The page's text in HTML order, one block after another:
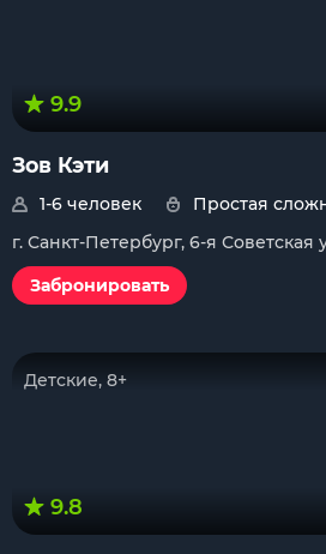
9.9
Зов Кэти
1-6 человек
Простая
г. Санкт-Петербург, 6-я Советская
Забронировать
Детские, 8+
9.8